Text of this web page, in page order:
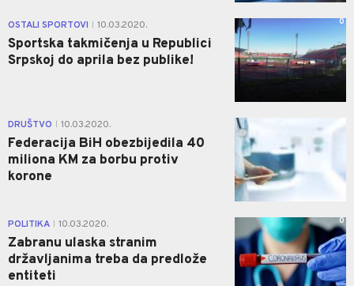
OSTALI SPORTOVI 10.03.2020.
Sportska takmičenja u Republici
Srpskoj do aprila bez publike!
0
DRUŠTVO 10.03.2020.
Federacija BiH obezbijedila 40
miliona KM za borbu protiv
korone
POLITIKA 10.03.2020.
Zabranu ulaska stranim
državljanima treba da predlože
entiteti
0